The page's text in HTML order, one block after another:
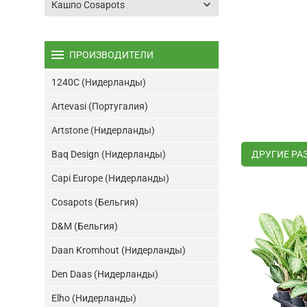
ДРУГИЕ
Кашпо Cosapots keyboard_arrow_down
menu ПРОИЗВОДИТЕЛИ
1240C (Нидерланды)
Artevasi (Португалия)
Artstone (Нидерланды)
Baq Design (Нидерланды)
Capi Europe (Нидерланды)
Cosapots (Бельгия)
D&M (Бельгия)
Daan Kromhout (Нидерланды)
Den Daas (Нидерланды)
Elho (Нидерланды)